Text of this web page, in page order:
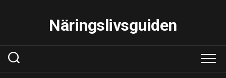
Näringslivsguiden